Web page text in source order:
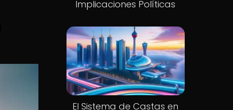
Implicaciones Políticas
El Sistema de Castas en